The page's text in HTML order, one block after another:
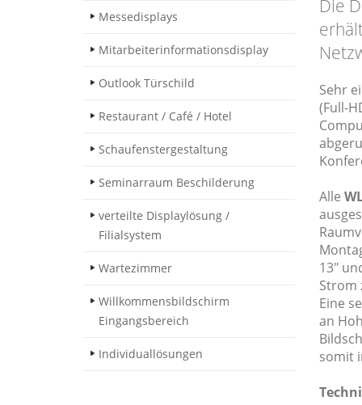
Messedisplays
Mitarbeiterinformationsdisplay
Outlook Türschild
Restaurant / Café / Hotel
Schaufenstergestaltung
Seminarraum Beschilderung
verteilte Displaylösung /
Filialsystem
Wartezimmer
Willkommensbildschirm
Eingangsbereich
Individuallösungen
Die
Sehr
(Full-
Alle
13"
Strom
Eine
an
somit